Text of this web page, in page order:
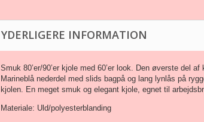
YDERLIGERE INFORMATION
Smuk 80’er/90’er kjole med 60’er look. Den øverste del
Marineblå nederdel med slids bagpå og lang lynlås på
kjolen. En meget smuk og elegant kjole, egnet til
Materiale: Uld/polyesterblanding